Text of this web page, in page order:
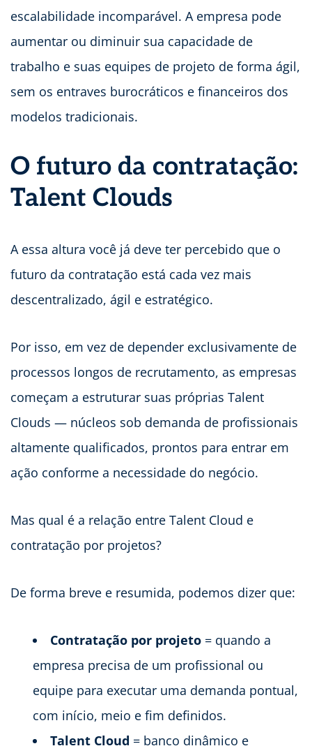
escalabilidade incomparável. A empresa pode
aumentar ou diminuir sua capacidade de
trabalho e suas equipes de projeto de forma ágil,
sem os entraves burocráticos e financeiros dos
modelos tradicionais.
O futuro da contratação:
Talent Clouds
A essa altura você já deve ter percebido que o
futuro da contratação está cada vez mais
descentralizado, ágil e estratégico.
Por isso, em vez de depender exclusivamente de
processos longos de recrutamento, as empresas
começam a estruturar suas próprias Talent
Clouds — núcleos sob demanda de profissionais
altamente qualificados, prontos para entrar em
ação conforme a necessidade do negócio.
Mas qual é a relação entre Talent Cloud e
contratação por projetos?
De forma breve e resumida, podemos dizer que:
Contratação por projeto = quando a
empresa precisa de um profissional ou
equipe para executar uma demanda pontual,
com início, meio e fim definidos.
Talent Cloud = banco dinâmico e